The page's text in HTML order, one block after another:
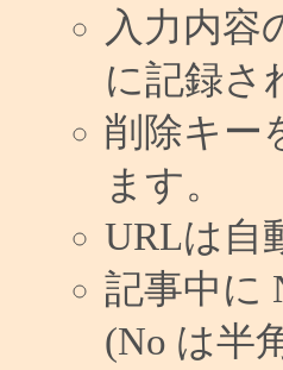
入力内容
に記録さ
削除キー
ます。
URLは自
記事中に
(No は半